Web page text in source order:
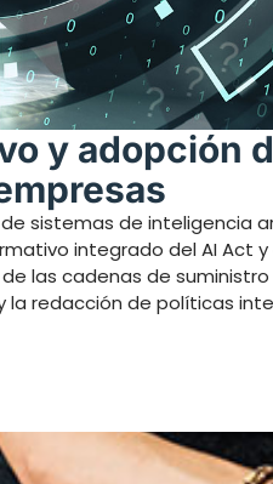
y adopción
sistemas de inteligencia
integrado del AI Act y
las cadenas de suministro
redacción de políticas